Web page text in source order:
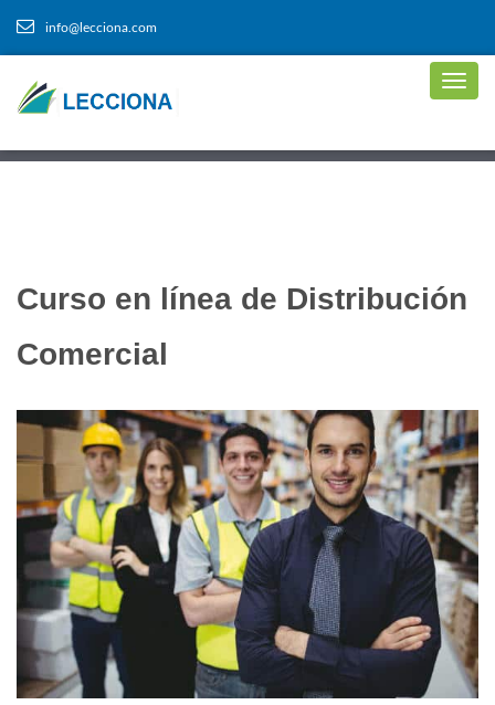
info@lecciona.com
Curso en línea de Distribución
Comercial